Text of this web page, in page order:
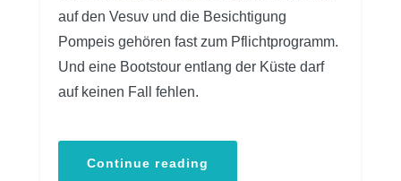
auf den Vesuv und die Besichtigung
Pompeis gehören fast zum Pflichtprogramm.
Und eine Bootstour entlang der Küste darf
auf keinen Fall fehlen.
Continue reading